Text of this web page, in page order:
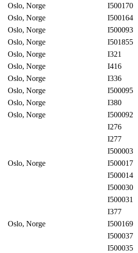
Oslo, Norge
I500170
Oslo, Norge
I500164
Oslo, Norge
I500093
Oslo, Norge
I501855
Oslo, Norge
I321
Oslo, Norge
I416
Oslo, Norge
I336
Oslo, Norge
I500095
Oslo, Norge
I380
Oslo, Norge
I500092
I276
I277
I500003
Oslo, Norge
I500017
I500014
I500030
I500031
I377
Oslo, Norge
I500169
I500037
I500035